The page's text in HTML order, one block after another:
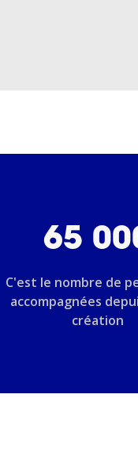
65
C'est le nombre de
accompagnées
création